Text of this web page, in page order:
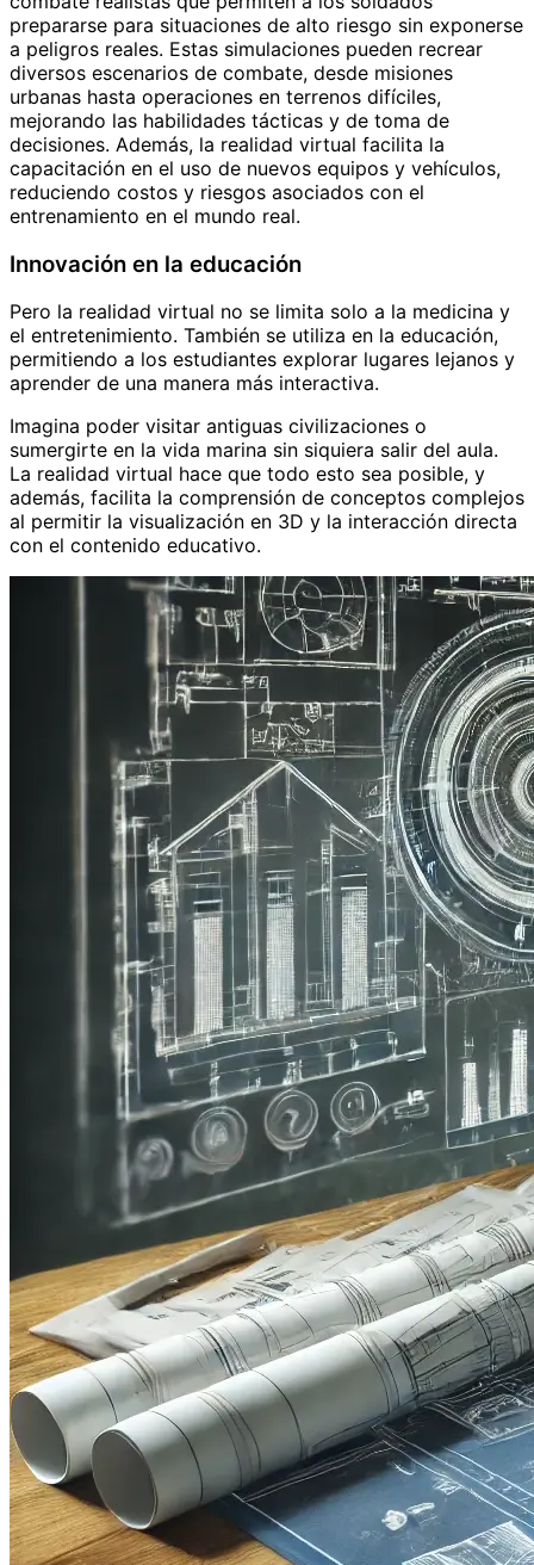
prepararse para situaciones de alto riesgo sin exponerse
a peligros reales. Estas simulaciones pueden recrear
diversos escenarios de combate, desde misiones
urbanas hasta operaciones en terrenos difíciles,
mejorando las habilidades tácticas y de toma de
decisiones. Además, la realidad virtual facilita la
capacitación en el uso de nuevos equipos y vehículos,
reduciendo costos y riesgos asociados con el
entrenamiento en el mundo real.
Innovación en la educación
Pero la realidad virtual no se limita solo a la medicina y
el entretenimiento. También se utiliza en la educación,
permitiendo a los estudiantes explorar lugares lejanos y
aprender de una manera más interactiva.
Imagina poder visitar antiguas civilizaciones o
sumergirte en la vida marina sin siquiera salir del aula.
La realidad virtual hace que todo esto sea posible, y
además, facilita la comprensión de conceptos complejos
al permitir la visualización en 3D y la interacción directa
con el contenido educativo.